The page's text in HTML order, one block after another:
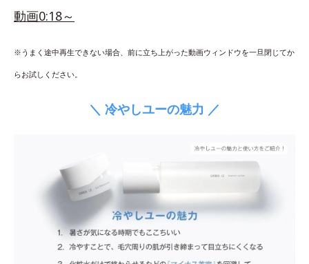
動画0:18～
※うまく途中再生できない場合、前に立ち上がった動画ウィンドウを一旦閉じてか
らお試しください。
＼ 冷やしユーの魅力 ／